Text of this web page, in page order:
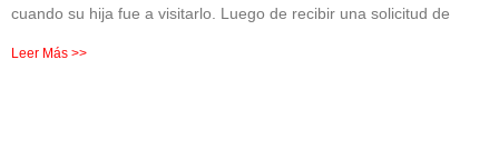
cuando su hija fue a visitarlo. Luego de recibir una solicitud de
Leer Más >>